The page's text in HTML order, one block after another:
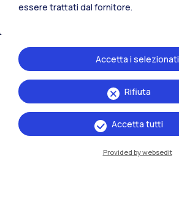
essere trattati dal fornitore.
Rifiuta
Accetta i selezionati
Accetta tutti
Provided by websedit